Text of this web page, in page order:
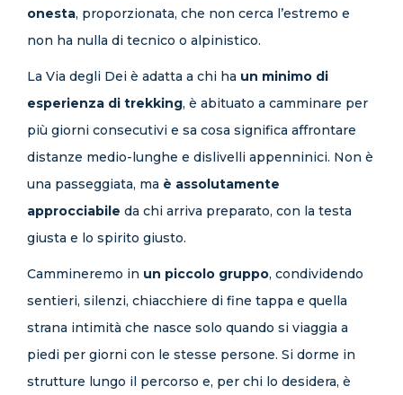
onesta, proporzionata, che non cerca l’estremo e
non ha nulla di tecnico o alpinistico.
La Via degli Dei è adatta a chi ha un minimo di
esperienza di trekking, è abituato a camminare per
più giorni consecutivi e sa cosa significa affrontare
distanze medio-lunghe e dislivelli appenninici. Non è
una passeggiata, ma è assolutamente
approcciabile da chi arriva preparato, con la testa
giusta e lo spirito giusto.
Cammineremo in un piccolo gruppo, condividendo
sentieri, silenzi, chiacchiere di fine tappa e quella
strana intimità che nasce solo quando si viaggia a
piedi per giorni con le stesse persone. Si dorme in
strutture lungo il percorso e, per chi lo desidera, è